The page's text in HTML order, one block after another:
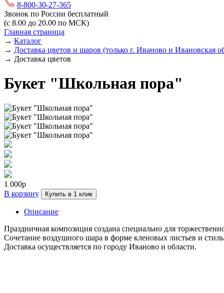
8-800-30-27-365
Звонок по России бесплатный
(с 8.00 до 20.00 по МСК)
Главная страница
→ Каталог
→ Доставка цветов и шаров (только г. Иваново и Ивановская
→ Доставка цветов
Букет "Школьная пора"
1 000р
В корзину
Купить в 1 клик
Описание
Праздничная композиция создана специально для
Сочетание воздушного шара в форме кленовых листьев и
Доставка осуществляется по городу Иваново и области.